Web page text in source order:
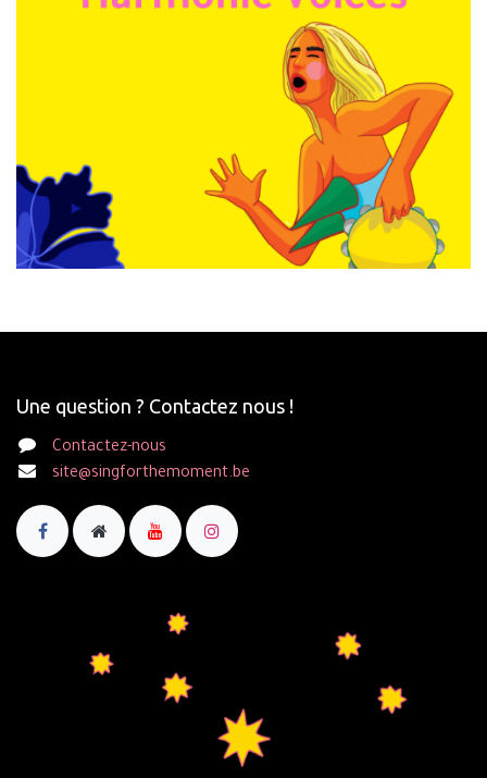
Une question ? Contactez nous !
Contactez-nous
site@singforthemoment.be